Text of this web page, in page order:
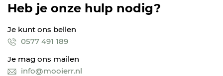
Heb je onze hulp nodig?
Je kunt ons bellen
0577 491 189
Je mag ons mailen
info@mooierr.nl